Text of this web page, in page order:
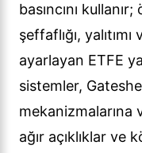
basıncını
şeffaflığı,
ayarlayan ETFE
sistemler,
mekanizmalarına
ağır açıklıklar ve